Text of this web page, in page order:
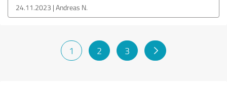
24.11.2023 Andreas N.
1 2 3